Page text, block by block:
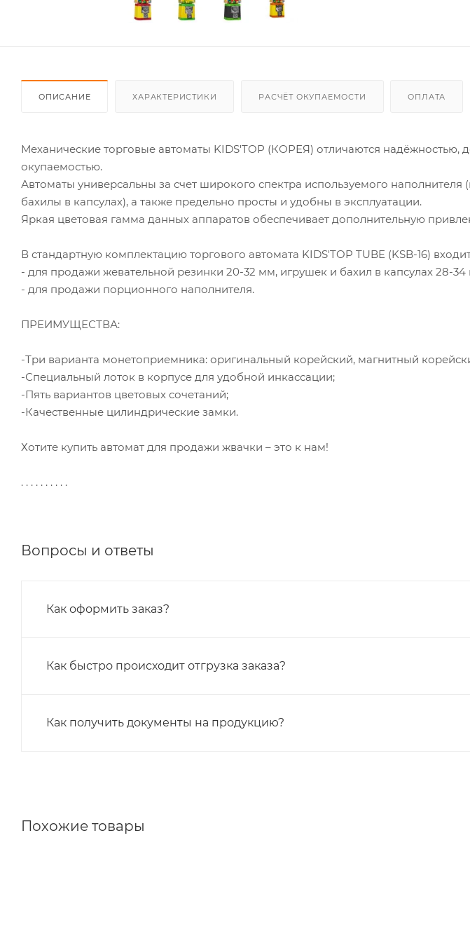
ОПИСАНИЕ ХАРАКТЕРИСТИКИ РАСЧЁТ ОКУПАЕМОСТИ ОПЛАТА
Механические торговые автоматы KIDS'TOP (КОРЕЯ) отличаются надёжностью,
окупаемостью.
Автоматы универсальны за счет широкого спектра используемого наполнителя
бахилы в капсулах), а также предельно просты и удобны в эксплуатации.
Яркая цветовая гамма данных аппаратов обеспечивает дополнительную
В стандартную комплектацию торгового автомата KIDS'TOP TUBE (KSB-16)
- для продажи жевательной резинки 20-32 мм, игрушек и бахил в капсулах 28-
- для продажи порционного наполнителя.
ПРЕИМУЩЕСТВА:
-Три варианта монетоприемника: оригинальный корейский, магнитный
-Специальный лоток в корпусе для удобной инкассации;
-Пять вариантов цветовых сочетаний;
-Качественные цилиндрические замки.
Хотите купить автомат для продажи жвачки – это к нам!
. . . . . . . . . .
Вопросы и ответы
Как оформить заказ?
Как быстро происходит отгрузка заказа?
Как получить документы на продукцию?
Похожие товары